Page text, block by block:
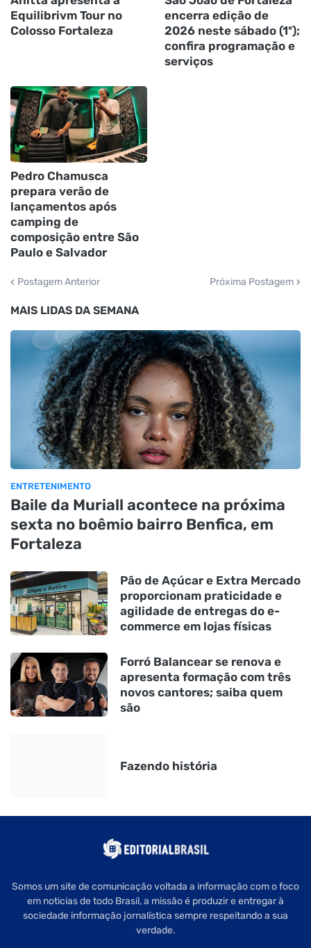
Equilibrivm Tour no
Colosso Fortaleza
encerra edição de
2026 neste sábado (1º);
confira programação e
serviços
Pedro Chamusca
prepara verão de
lançamentos após
camping de
composição entre São
Paulo e Salvador
Postagem Anterior Próxima Postagem
MAIS LIDAS DA SEMANA
ENTRETENIMENTO
Baile da Muriall acontece na próxima
sexta no boêmio bairro Benfica, em
Fortaleza
Pão de Açúcar e Extra Mercado
proporcionam praticidade e
agilidade de entregas do e-
commerce em lojas físicas
Forró Balancear se renova e
apresenta formação com três
novos cantores; saiba quem
são
Fazendo história
Somos um site de comunicação voltada a informação com o foco
em noticias de todo Brasil, a missão é produzir e entregar à
sociedade informação jornalística sempre respeitando a sua
verdade.